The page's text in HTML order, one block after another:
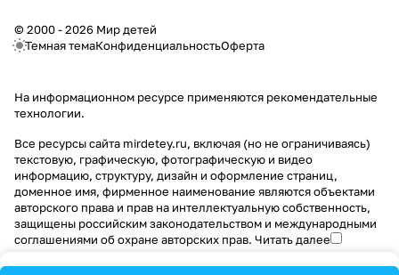
© 2000 - 2026 Мир детей
Темная темаКонфиденциальностьОферта
На информационном ресурсе применяются рекомендательные
технологии.
Все ресурсы сайта mirdetey.ru, включая (но не ограничиваясь)
текстовую, графическую, фотографическую и видео
информацию, структуру, дизайн и оформление страниц,
доменное имя, фирменное наименование являются объектами
авторского права и прав на интеллектуальную собственность,
защищены российским законодательством и международными
соглашениями об охране авторских прав. Читать далее